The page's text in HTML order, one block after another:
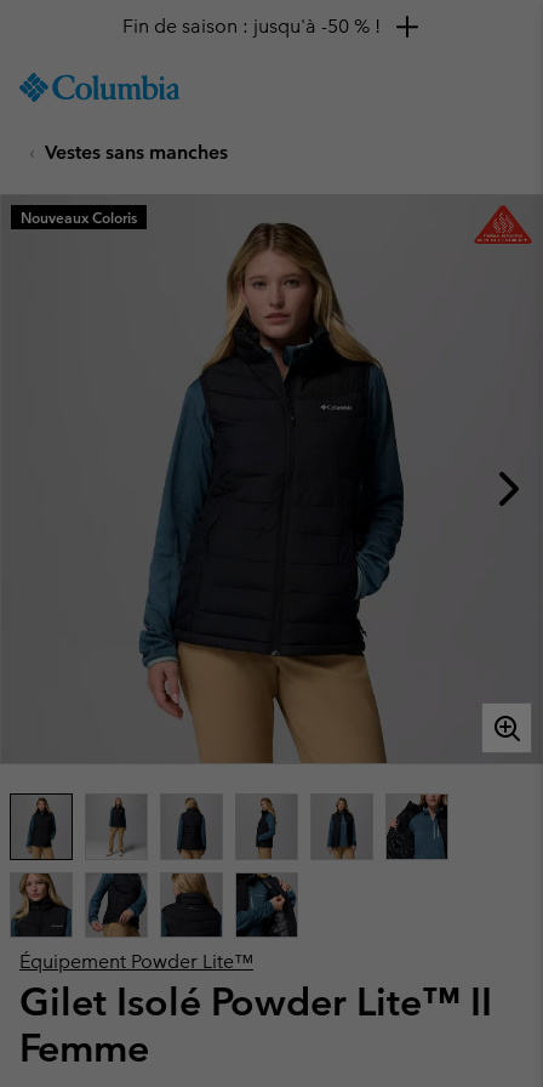
TO
SKIP
MAIN
NAV
Fin de saison : jusqu'à -50 % !
Vestes sans manches
Équipement Powder Lite™
Gilet Isolé Powder Lite™ II
Femme
Nouveaux Coloris